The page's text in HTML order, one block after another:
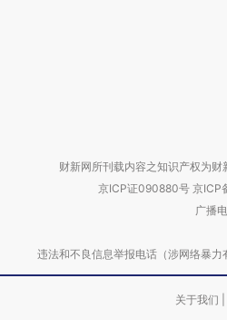
财新网所刊载内容之知识产权为
京ICP证090880号 京ICP
广播
违法和不良信息举报电话（涉网络暴
关于我们